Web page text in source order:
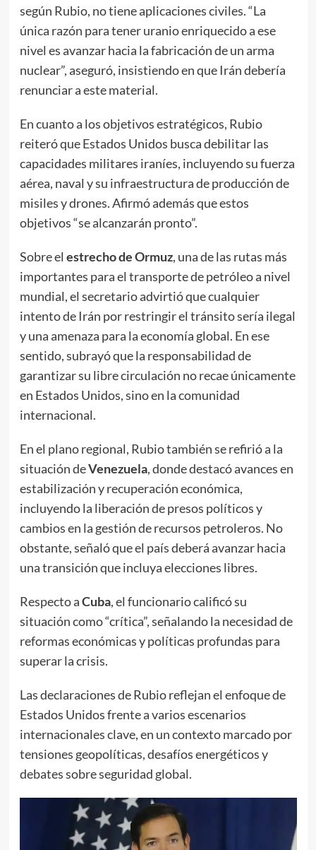
según Rubio, no tiene aplicaciones civiles. “La
única razón para tener uranio enriquecido a ese
nivel es avanzar hacia la fabricación de un arma
nuclear”, aseguró, insistiendo en que Irán debería
renunciar a este material.
En cuanto a los objetivos estratégicos, Rubio
reiteró que Estados Unidos busca debilitar las
capacidades militares iraníes, incluyendo su fuerza
aérea, naval y su infraestructura de producción de
misiles y drones. Afirmó además que estos
objetivos “se alcanzarán pronto”.
Sobre el estrecho de Ormuz, una de las rutas más
importantes para el transporte de petróleo a nivel
mundial, el secretario advirtió que cualquier
intento de Irán por restringir el tránsito sería ilegal
y una amenaza para la economía global. En ese
sentido, subrayó que la responsabilidad de
garantizar su libre circulación no recae únicamente
en Estados Unidos, sino en la comunidad
internacional.
En el plano regional, Rubio también se refirió a la
situación deVenezuela, donde destacó avances en
estabilización y recuperación económica,
incluyendo la liberación de presos políticos y
cambios en la gestión de recursos petroleros. No
obstante, señaló que el país deberá avanzar hacia
una transición que incluya elecciones libres.
Respecto aCuba, el funcionario calificó su
situación como “crítica”, señalando la necesidad de
reformas económicas y políticas profundas para
superar la crisis.
Las declaraciones de Rubio reflejan el enfoque de
Estados Unidos frente a varios escenarios
internacionales clave, en un contexto marcado por
tensiones geopolíticas, desafíos energéticos y
debates sobre seguridad global.